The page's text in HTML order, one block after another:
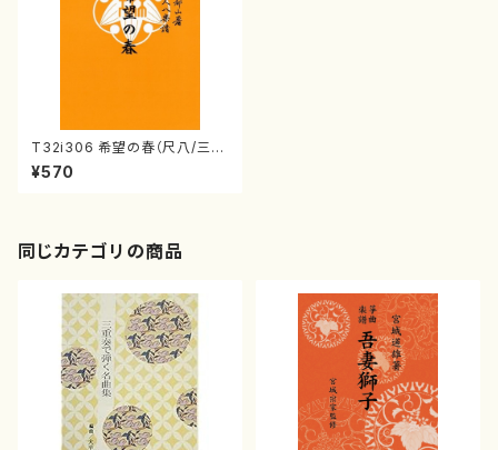
T32i306 希望の春（尺八/三上
澄恵/楽譜）都山流公刊楽譜曲
番:2008
¥570
同じカテゴリの商品